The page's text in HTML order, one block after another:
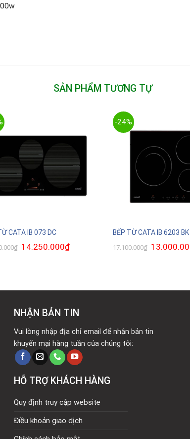
SẢN PHẨM TƯƠNG TỰ
CATA IB 073 DC
₫ Giá
gốc
14.250.000₫Giá
-24%
BẾP TỪ CATA IB 6203 BK
17.100.000₫ Giá
gốc
NHẬN BẢN TIN
Vui lòng nhập địa chỉ email để nhận bản tin
khuyến mại hàng tuần của chúng tôi:
HỖ TRỢ KHÁCH HÀNG
Quy định truy cập website
Điều khoản giao dịch